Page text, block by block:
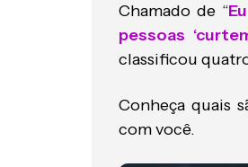
Chamado de “
pessoas
classificou
Conheça quais
com você.